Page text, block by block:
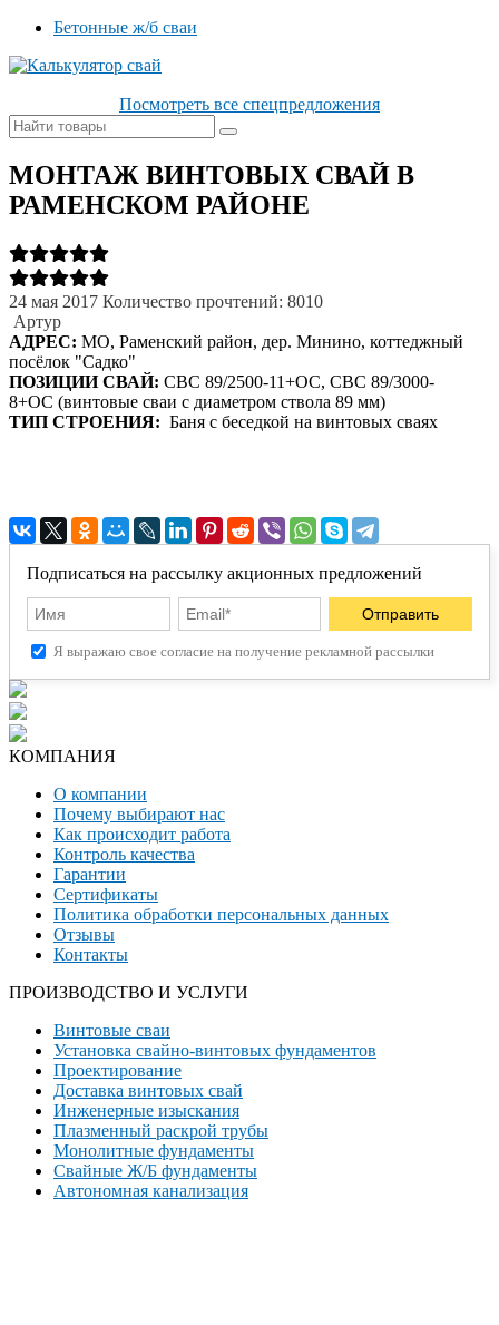
Бетонные ж/б сваи
Посмотреть все спецпредложения
МОНТАЖ ВИНТОВЫХ СВАЙ В
РАМЕНСКОМ РАЙОНЕ
24 мая 2017 Количество прочтений: 8010
Артур
АДРЕС: МО, Раменский район, дер. Минино, коттеджный
посёлок "Садко"
ПОЗИЦИИ СВАЙ: СВС 89/2500-11+ОС, СВС 89/3000-
8+ОС (винтовые сваи с диаметром ствола 89 мм)
ТИП СТРОЕНИЯ: Баня с беседкой на винтовых сваях
Подписаться на рассылку акционных предложений
Я выражаю свое согласие на получение рекламной рассылки
КОМПАНИЯ
О компании
Почему выбирают нас
Как происходит работа
Контроль качества
Гарантии
Сертификаты
Политика обработки персональных данных
Отзывы
Контакты
ПРОИЗВОДСТВО И УСЛУГИ
Винтовые сваи
Установка свайно-винтовых фундаментов
Проектирование
Доставка винтовых свай
Инженерные изыскания
Плазменный раскрой трубы
Монолитные фундаменты
Свайные Ж/Б фундаменты
Автономная канализация